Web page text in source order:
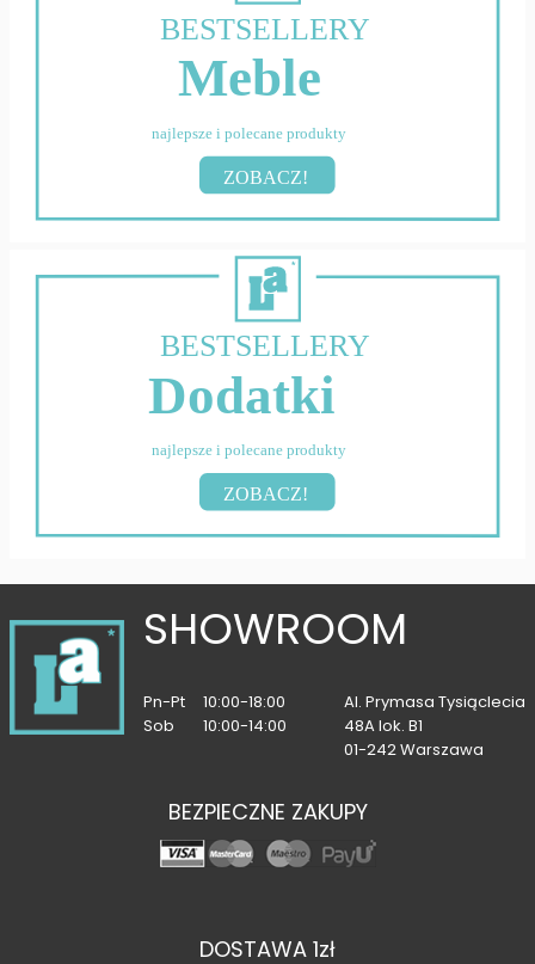
BESTSELLERY
Meble
najlepsze i polecane produkty
ZOBACZ!
BESTSELLERY
Dodatki
najlepsze i polecane produkty
ZOBACZ!
SHOWROOM
Pn-Pt
10:00-18:00
Sob
10:00-14:00
Al. Prymasa Tysiąclecia
48A lok. B1
01-242 Warszawa
BEZPIECZNE ZAKUPY
DOSTAWA 1zł